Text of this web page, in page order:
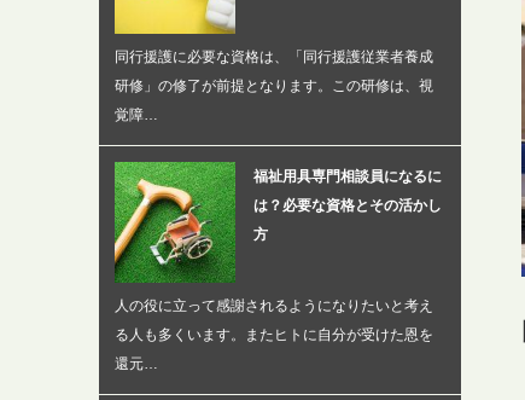
同行援護に必要な資格は、「同行援護従業者養成
研修」の修了が前提となります。この研修は、視
覚障…
福祉用具専門相談員になるに
は？必要な資格とその活かし
方
人の役に立って感謝されるようになりたいと考え
る人も多くいます。またヒトに自分が受けた恩を
還元…